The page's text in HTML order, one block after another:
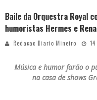
Baile da Orquestra Royal
humoristas Hermes e
Redacao Diario Mineiro
Música e humor farão o
na casa de shows